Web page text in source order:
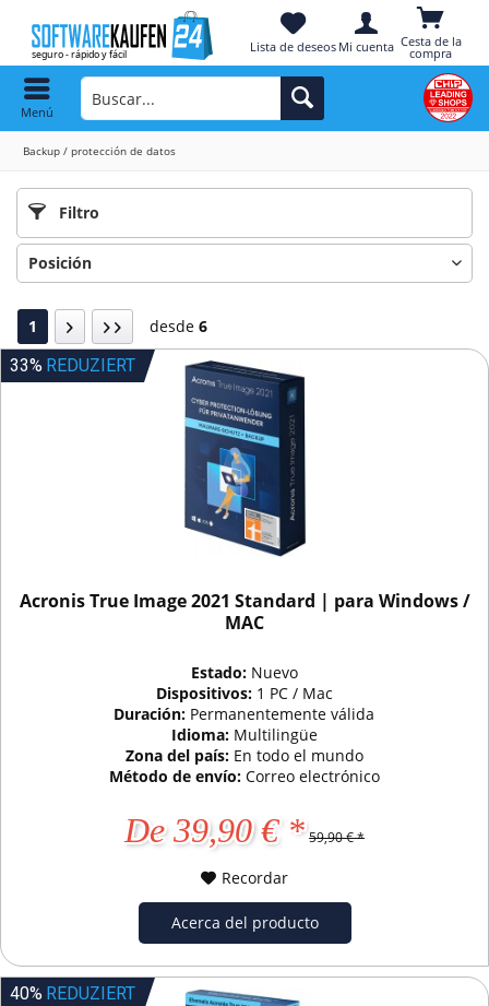
Cesta de la
compra
Lista de deseos Mi cuenta
Menú
Backup / protección de datos
Filtro
1 desde 6
33% REDUZIERT
Acronis True Image 2021 Standard | para Windows /
MAC
Estado: Nuevo
Dispositivos: 1 PC / Mac
Duración: Permanentemente válida
Idioma: Multilingüe
Zona del país: En todo el mundo
Método de envío: Correo electrónico
De 39,90 € * 59,90 € *
Recordar
Acerca del producto
40% REDUZIERT